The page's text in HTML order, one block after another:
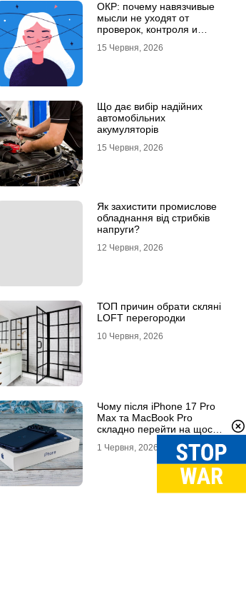
ОКР: почему навязчивые
мысли не уходят от
проверок, контроля и
15 Червня, 2026
Що дає вибір надійних
автомобільних
акумуляторів
15 Червня, 2026
Як захистити промислове
обладнання від стрибків
напруги?
12 Червня, 2026
ТОП причин обрати скляні
LOFT перегородки
10 Червня, 2026
Чому після iPhone 17 Pro
Max та MacBook Pro
складно перейти на щось
1 Червня, 2026